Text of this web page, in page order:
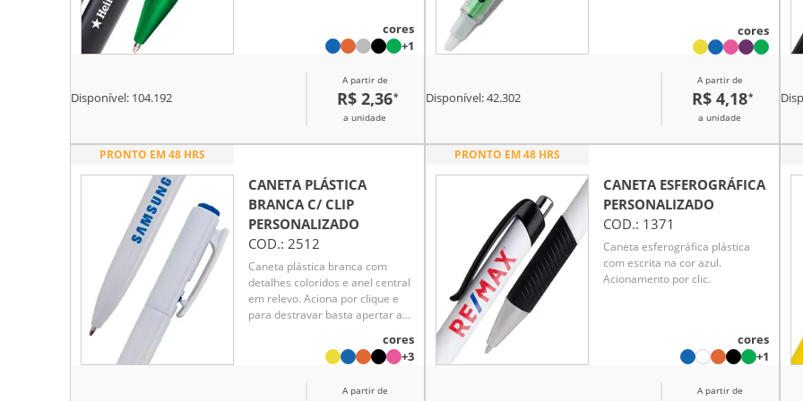
cores
+1
Disponível: 104.192
A partir de
R$ 2,36*
a unidade
cores
Disponível:42.302
A partir de
R$ 4,18*
a unidade
PRONTO EM 48 HRS
CANETA PLÁSTICA
BRANCA C/ CLIP
PERSONALIZADO
COD.: 2512
Caneta plástica branca com
detalhes coloridos e anel central
em relevo. Aciona por clique e
para destravar basta apertar a
cores
+3
A partir de
PRONTO EM 48 HRS
CANETA ESFEROGRÁFICA
PERSONALIZADO
COD.: 1371
Caneta esferográfica plástica
com escrita na cor azul.
Acionamento por clic.
cores
+1
A partir de